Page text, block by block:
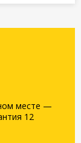
месте —
12